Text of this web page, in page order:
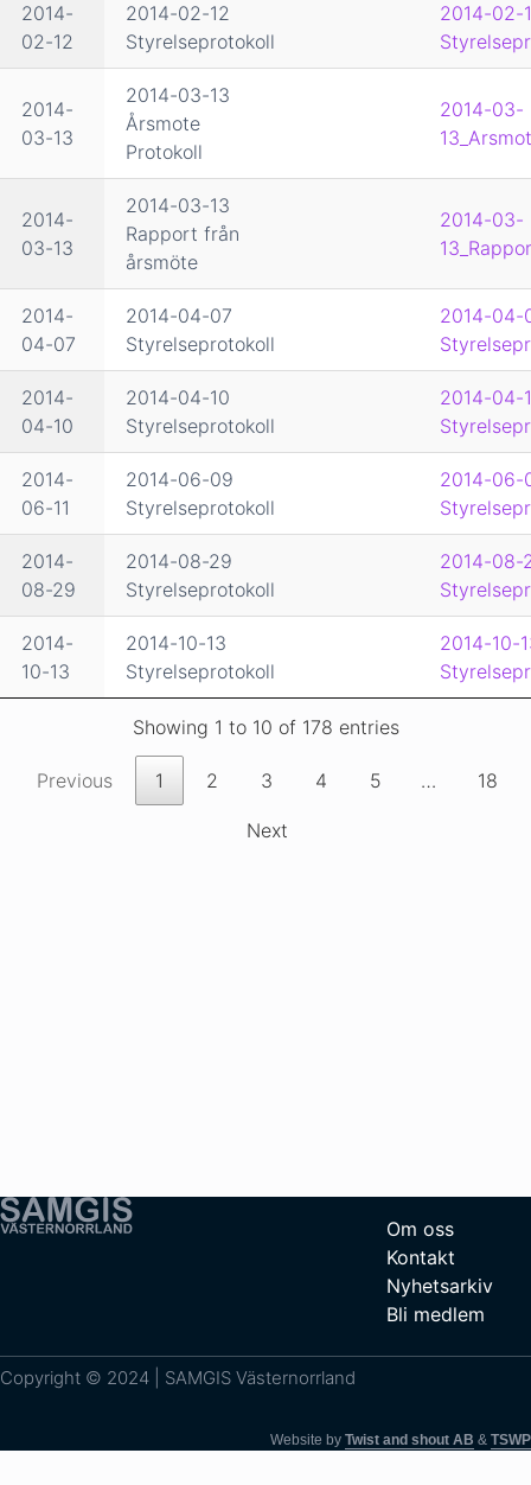
2014-
02-12
2014-02-12
Styrelseprotokoll
2014-02-
2014-
03-13
2014-03-13
Årsmote
Protokoll
2014-03-
2014-
03-13
2014-03-13
Rapport från
årsmöte
2014-03-
2014-
04-07
2014-04-07
Styrelseprotokoll
2014-04-
2014-
04-10
2014-04-10
Styrelseprotokoll
2014-04-
2014-
06-11
2014-06-09
Styrelseprotokoll
2014-06-
2014-
08-29
2014-08-29
Styrelseprotokoll
2014-08-
2014-
10-13
2014-10-13
Styrelseprotokoll
2014-10-
Showing 1 to 10 of 178 entries
Previous 1 2 3 4 5 … 18
Next
Om oss
Kontakt
Nyhetsarkiv
Bli medlem
Copyright © 2024 | SAMGIS Västernorrland
Website by Twist and shout AB & TSWP